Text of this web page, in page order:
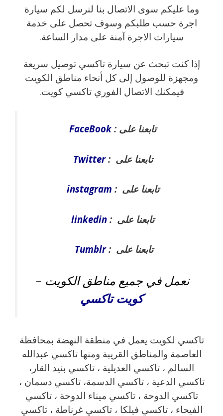
وما عليكم سوى الاتصال بنا لنرسل لكم سيارة
اجرة حسب طلبكم وسوف تحصل على خدمة
سيارات الاجرة آمنة على مدار الساعة.
إذا كنت تبحث عن سيارة تاكسي توصيل سريعة
ومجهزة للوصول إلى كل أنحاء مناطق الكويت
فيمكنك الاتصال الفوري تاكسي كويت.
تابعنا على :FaceBook
تابعنا على :Twitter
تابعنا على : instagram
تابعنا على : linkedin
تابعنا على :Tumblr
نعمل في جميع مناطق الكويت –
كويت تاكسي
تاكسي لكويت يعمل في منطقة النهضة بمحافظة
العاصمة والمناطق القريبة ‎ومنها تاكسي عبدالله
السالم ، تاكسي العديلية ، تاكسي بنيد القار،
تاكسي الدعية ، تاكسي الدسمة، تاكسي دسمان ،
تاكسي الدوحة ، تاكسي ميناء الدوحة ، تاكسي
الفيحاء ، تاكسي فيلكا ، تاكسي غرناطة ، تاكسي